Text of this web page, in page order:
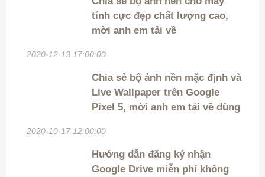
tính cực đẹp chất lượng cao,
mời anh em tải về
2020-12-13 17:00:00
Chia sẻ bộ ảnh nền mặc định và
Live Wallpaper trên Google
Pixel 5, mời anh em tải về dùng
2020-10-17 12:00:00
Hướng dẫn đăng ký nhận
Google Drive miễn phí không